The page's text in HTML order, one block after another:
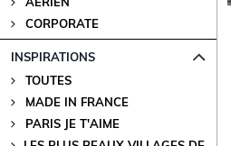
CORPORATE
INSPIRATIONS
TOUTES
MADE IN FRANCE
PARIS JE T'AIME